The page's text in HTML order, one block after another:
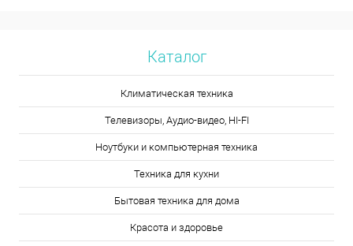
Каталог
Климатическая техника
Телевизоры, Аудио-видео, HI-FI
Ноутбуки и компьютерная техника
Техника для кухни
Бытовая техника для дома
Красота и здоровье